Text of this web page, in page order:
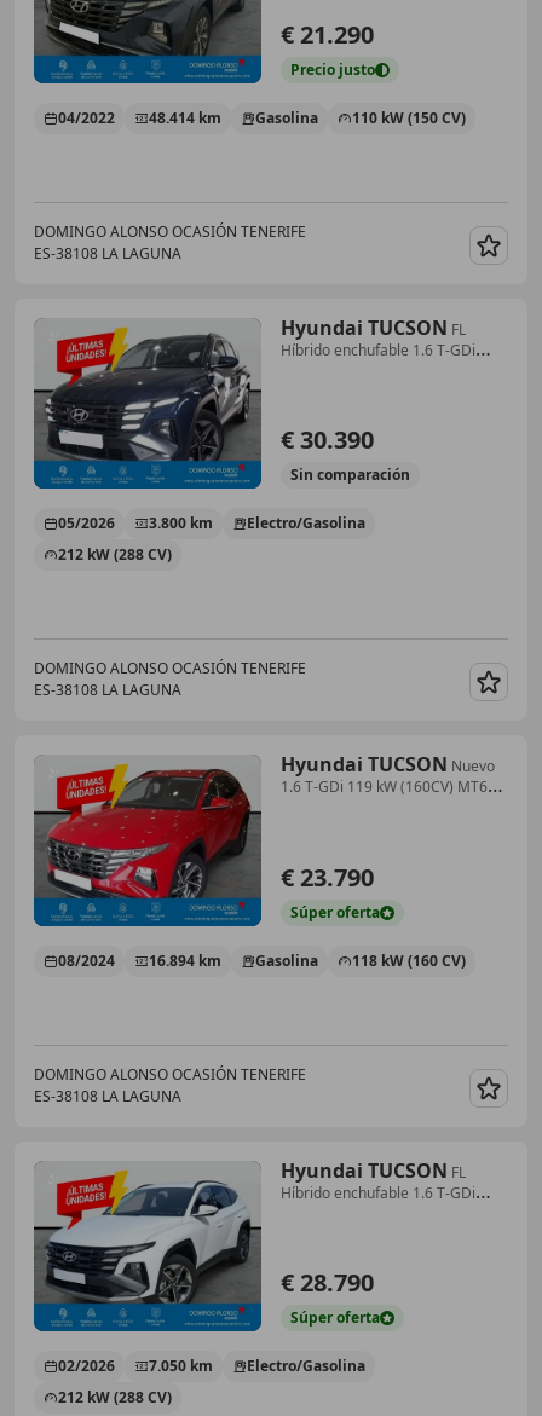
€ 21.290
Precio justo
04/2022 48.414 km Gasolina 110 kW (150 CV)
DOMINGO ALONSO OCASIÓN TENERIFE
ES-38108 LA LAGUNA
Hyundai TUCSON FL
Híbrido enchufable 1.6 T-GDi
€ 30.390
Sin comparación
05/2026 3.800 km
Electro/Gasolina
212 kW (288 CV)
DOMINGO ALONSO OCASIÓN TENERIFE
ES-38108 LA LAGUNA
Hyundai TUCSON Nuevo
1.6 T-GDi 119 kW (160CV) MT6
€ 23.790
Súperoferta
08/2024 16.894 km Gasolina 118 kW (160 CV)
DOMINGO ALONSO OCASIÓN TENERIFE
ES-38108 LA LAGUNA
Hyundai TUCSON FL
Híbrido enchufable 1.6 T-GDi
€ 28.790
Súperoferta
02/2026 7.050 km
Electro/Gasolina
212 kW (288 CV)